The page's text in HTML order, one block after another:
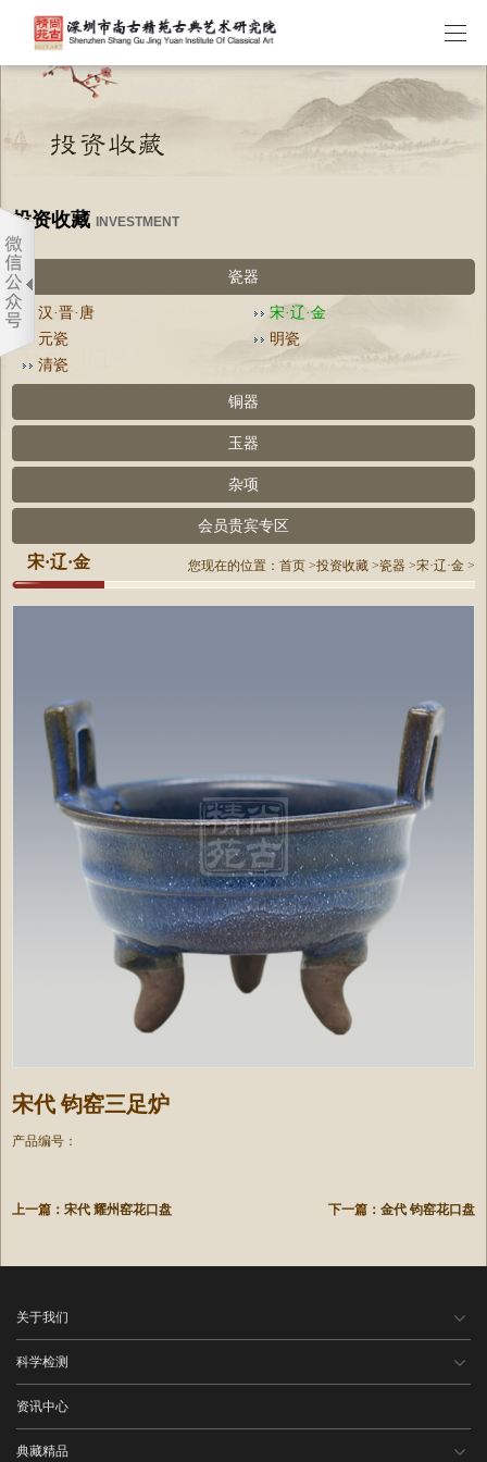
投资收藏 INVESTMENT
瓷器
汉·晋·唐
宋·辽·金
元瓷
明瓷
清瓷
铜器
玉器
杂项
会员贵宾专区
宋·辽·金 您现在的位置： 首页 >投资收藏 >瓷器 >宋·辽·金 >
宋代 钧窑三足炉
产品编号：
上一篇： 宋代 耀州窑花口盘 下一篇： 金代 钧窑花口盘
关于我们
科学检测
资讯中心
典藏精品